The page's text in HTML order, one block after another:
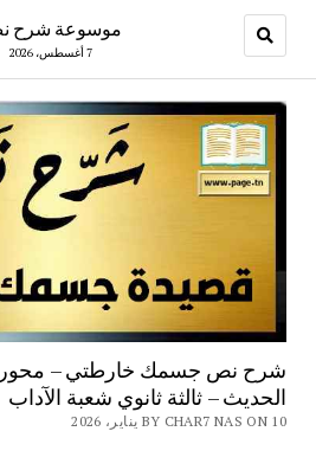
موسوعة شرح
7 أغسطس، 2026
شرح نص جسمك خارطتي – محور
الحديث – ثالثة ثانوي شعبة الآداب
BY CHAR7 NAS ON 10 يناير، 2026